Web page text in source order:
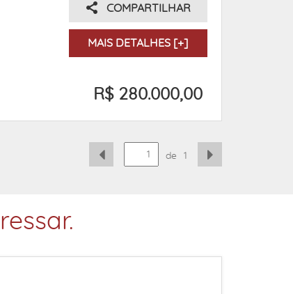
COMPARTILHAR
MAIS DETALHES [+]
R$ 280.000,00
de 1